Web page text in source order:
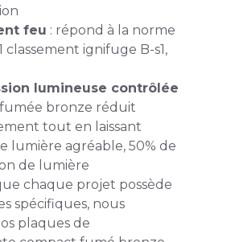
feu : répond à la norme
classement ignifuge B-s1,
lumineuse contrôlée
bronze réduit
tout en laissant
lumière agréable, 50% de
de lumière
chaque projet possède
spécifiques, nous
plaques de